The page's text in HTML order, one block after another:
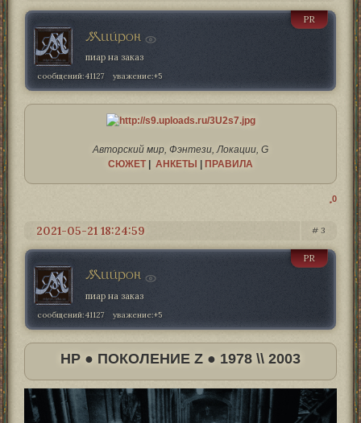
Мийрон
PR
пиар на заказ
сообщений:41127 уважение:+5
Авторский мир, Фэнтези, Локации, G
СЮЖЕТ| АНКЕТЫ | ПРАВИЛА
0
3
2021-05-21 18:24:59
Мийрон
PR
пиар на заказ
сообщений:41127 уважение:+5
HP ● ПОКОЛЕНИЕ Z ● 1978 \\ 2003